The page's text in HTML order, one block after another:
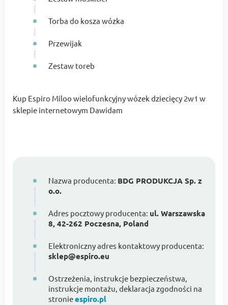
Torba do kosza wózka
Przewijak
Zestaw toreb
Kup Espiro Miloo wielofunkcyjny wózek dziecięcy 2w1 w
sklepie internetowym Dawidam
Nazwa producenta: BDG PRODUKCJA Sp. z
o.o.
Adres pocztowy producenta: ul. Warszawska
8, 42-262 Poczesna, Poland
Elektroniczny adres kontaktowy producenta:
sklep@espiro.eu
Ostrzeżenia, instrukcje bezpieczeństwa,
instrukcje montażu, deklaracja zgodności na
stronieespiro.pl